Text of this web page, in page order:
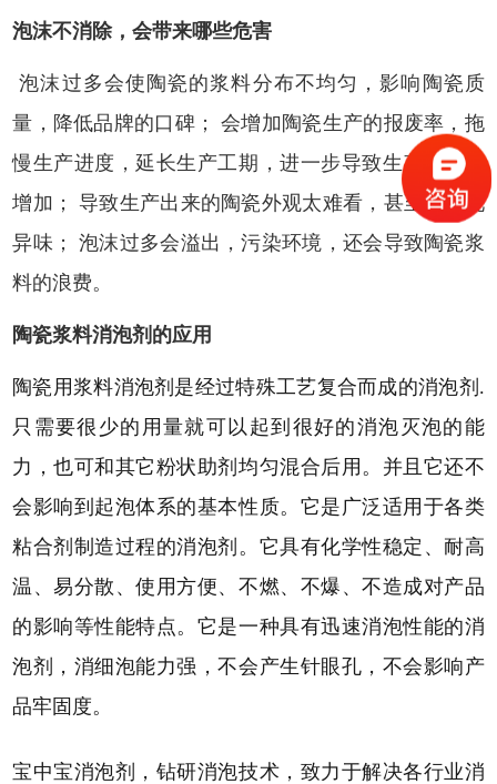
泡沫不消除，会带来哪些危害
泡沫过多会使陶瓷的浆料分布不均匀，影响陶瓷质
量，降低品牌的口碑； 会增加陶瓷生产的报废率，拖
慢生产进度，延长生产工期，进一步导致生产成本的
增加； 导致生产出来的陶瓷外观太难看，甚至会出现
异味； 泡沫过多会溢出，污染环境，还会导致陶瓷浆
料的浪费。
陶瓷浆料消泡剂 的应用
陶瓷用浆料消泡剂是经过特殊工艺复合而成的消泡剂 .
只需要很少的用量就可以起到很好的消泡灭泡的能
力，也可和其它粉状助剂均匀混合后用。并且它还不
会影响到起泡体系的基本性质。它是广泛适用于各类
粘合剂制造过程的消泡剂。它具有化学性稳定、耐高
温、易分散、使用方便、不燃、不爆、不造成对产品
的影响等性能特点。它是一种具有迅速消泡性能的消
泡剂，消细泡能力强，不会产生针眼孔，不会影响产
品牢固度。
宝中宝消泡剂，钻研消泡技术，致力于解决各行业消